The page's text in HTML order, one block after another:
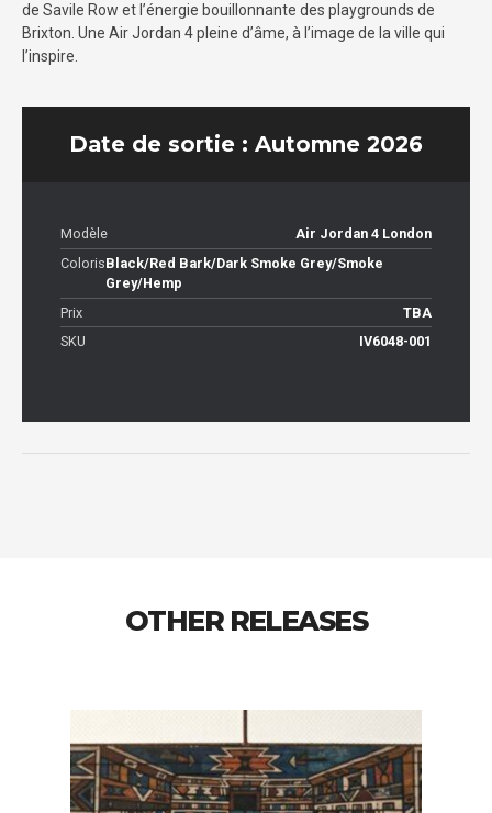
de Savile Row et l’énergie bouillonnante des playgrounds de
Brixton. Une Air Jordan 4 pleine d’âme, à l’image de la ville qui
l’inspire.
Date de sortie : Automne 2026
Modèle
Air Jordan 4 London
ColorisBlack/Red Bark/Dark Smoke Grey/Smoke
Grey/Hemp
Prix
TBA
SKU
IV6048-001
OTHER RELEASES